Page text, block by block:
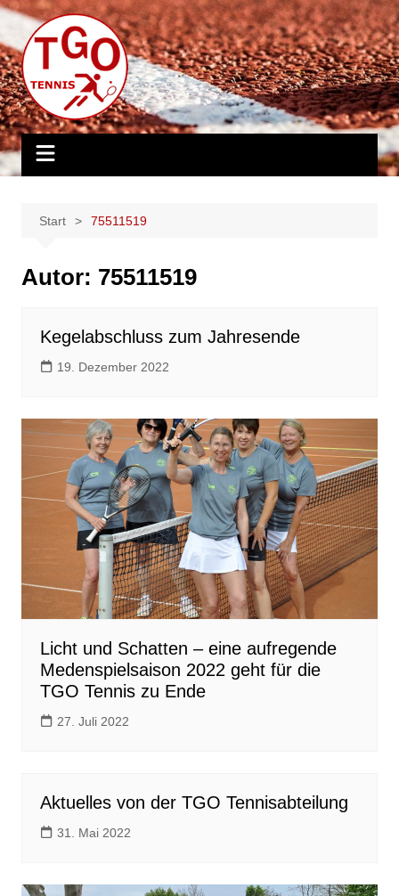
Zum
Inhalt
springen
Start 75511519
Autor: 75511519
Kegelabschluss zum Jahresende
19. Dezember 2022
Licht und Schatten – eine aufregende
Medenspielsaison 2022 geht für die
TGO Tennis zu Ende
27. Juli 2022
Aktuelles von der TGO Tennisabteilung
31. Mai 2022